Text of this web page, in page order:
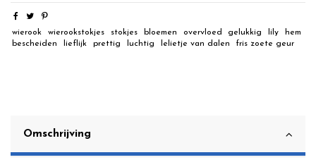
wierook wierookstokjes stokjes bloemen overvloed gelukkig lily
hem
bescheiden
lieflijk prettig luchtig lelietje van dalen fris zoete geur
Omschrijving